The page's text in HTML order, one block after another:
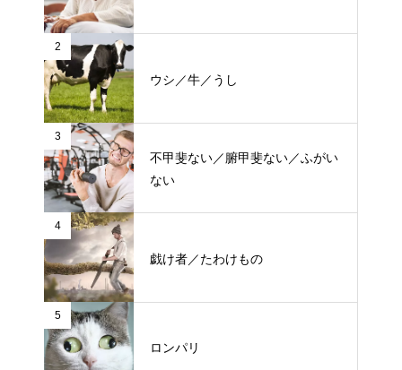
2
ウシ／牛／うし
3
不甲斐ない／腑甲斐ない／ふがい
ない
4
戯け者／たわけもの
5
ロンパリ